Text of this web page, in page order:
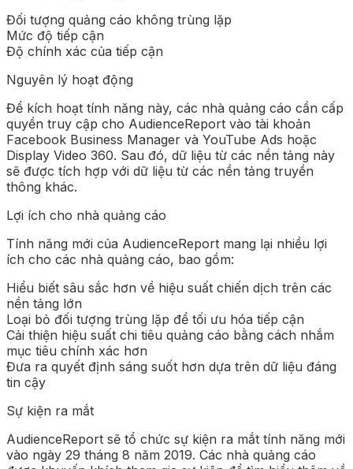
Đối tượng quảng cáo không trùng lặp
Mức độ tiếp cận
Độ chính xác của tiếp cận
Nguyên lý hoạt động
Để kích hoạt tính năng này, các nhà quảng cáo cần cấp
quyền truy cập cho AudienceReport vào tài khoản
Facebook Business Manager và YouTube Ads hoặc
Display Video 360. Sau đó, dữ liệu từ các nền tảng này
sẽ được tích hợp với dữ liệu từ các nền tảng truyền
thông khác.
Lợi ích cho nhà quảng cáo
Tính năng mới của AudienceReport mang lại nhiều lợi
ích cho các nhà quảng cáo, bao gồm:
Hiểu biết sâu sắc hơn về hiệu suất chiến dịch trên các
nền tảng lớn
Loại bỏ đối tượng trùng lặp để tối ưu hóa tiếp cận
Cải thiện hiệu suất chi tiêu quảng cáo bằng cách nhắm
mục tiêu chính xác hơn
Đưa ra quyết định sáng suốt hơn dựa trên dữ liệu đáng
tin cậy
Sự kiện ra mắt
AudienceReport sẽ tổ chức sự kiện ra mắt tính năng mới
vào ngày 29 tháng 8 năm 2019. Các nhà quảng cáo